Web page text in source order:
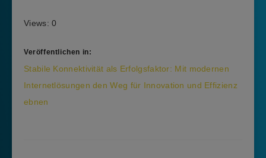
Views: 0
Veröffentlichen in:
Beitragsnavigation
Stabile Konnektivität als Erfolgsfaktor: Mit modernen
Internetlösungen den Weg für Innovation und Effizienz
ebnen